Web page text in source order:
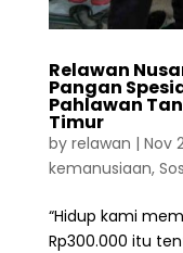
Relawan
Pangan
Pahlawan
Timur
by relawan | Nov
kemanusiaan,
“Hidup kami
Rp300.000 itu